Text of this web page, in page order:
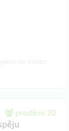
prodáno 20